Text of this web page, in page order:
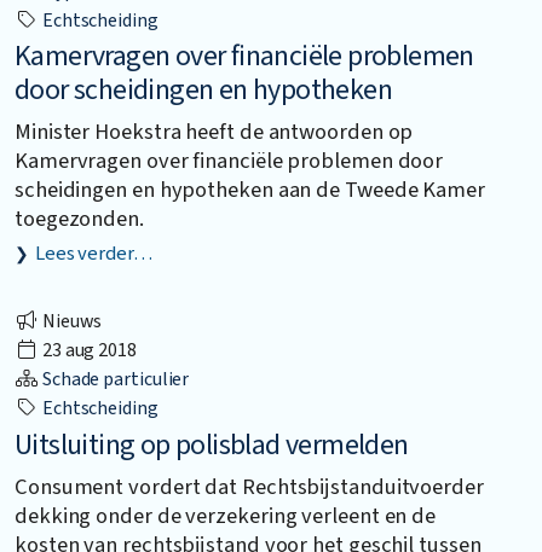
Echtscheiding
Kamervragen over financiële problemen
door scheidingen en hypotheken
Minister Hoekstra heeft de antwoorden op
Kamervragen over financiële problemen door
scheidingen en hypotheken aan de Tweede Kamer
toegezonden.
Lees verder…
Nieuws
23 aug 2018
Schade particulier
Echtscheiding
Uitsluiting op polisblad vermelden
Consument vordert dat Rechtsbijstanduitvoerder
dekking onder de verzekering verleent en de
kosten van rechtsbijstand voor het geschil tussen